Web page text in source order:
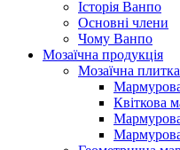
Історія Ванпо
Основні члени
Чому Ванпо
Мозаїчна продукція
Мозаїчна
Квіткова